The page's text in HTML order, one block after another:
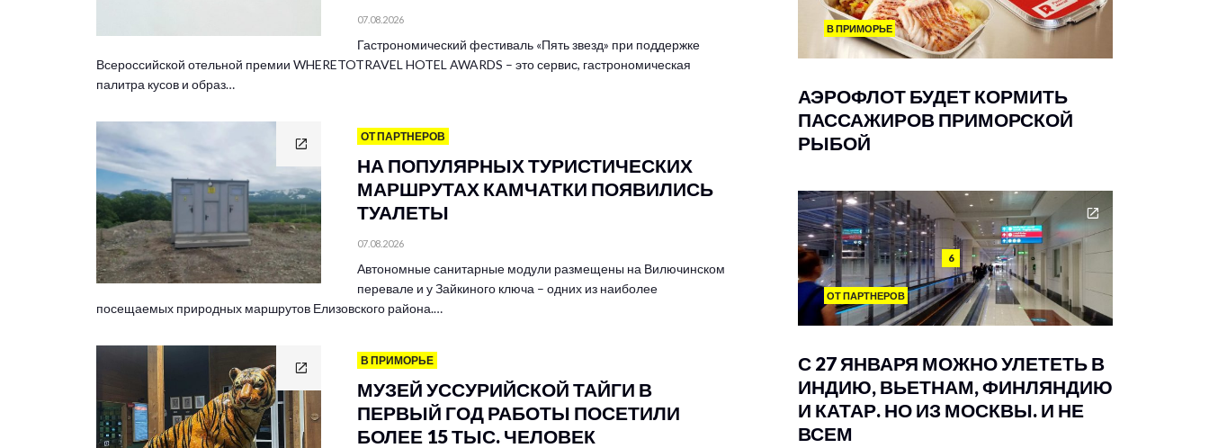
07.08.2026
Гастрономический фестиваль «Пять звезд» при поддержке
Всероссийской отельной премии WHERETOTRAVEL HOTEL AWARDS – это сервис, гастрономическая
палитра кусов и образ…
ОТ ПАРТНЕРОВ
НА ПОПУЛЯРНЫХ ТУРИСТИЧЕСКИХ
МАРШРУТАХ КАМЧАТКИ ПОЯВИЛИСЬ
ТУАЛЕТЫ
07.08.2026
Автономные санитарные модули размещены на Вилючинском
перевале и у Зайкиного ключа – одних из наиболее
посещаемых природных маршрутов Елизовского района.…
В ПРИМОРЬЕ
МУЗЕЙ УССУРИЙСКОЙ ТАЙГИ В
ПЕРВЫЙ ГОД РАБОТЫ ПОСЕТИЛИ
БОЛЕЕ 15 ТЫС. ЧЕЛОВЕК
В ПРИМОРЬЕ
АЭРОФЛОТ БУДЕТ КОРМИТЬ
ПАССАЖИРОВ ПРИМОРСКОЙ
РЫБОЙ
6
ОТ ПАРТНЕРОВ
С 27 ЯНВАРЯ МОЖНО УЛЕТЕТЬ В
ИНДИЮ, ВЬЕТНАМ, ФИНЛЯНДИЮ
И КАТАР. НО ИЗ МОСКВЫ. И НЕ
ВСЕМ